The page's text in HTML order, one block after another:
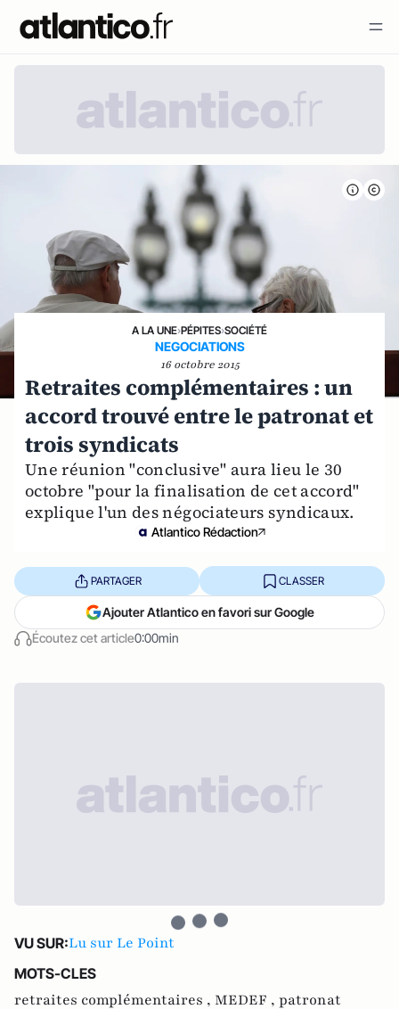
A LA UNE›PÉPITES›SOCIÉTÉ
NEGOCIATIONS
16 octobre 2015
Retraites complémentaires : un
accord trouvé entre le patronat et
trois syndicats
Une réunion "conclusive" aura lieu le 30
octobre "pour la finalisation de cet accord"
explique l'un des négociateurs syndicaux.
Atlantico Rédaction
Écoutez cet article0:00min
PARTAGER CLASSER
Ajouter Atlantico en favori sur Google
VU SUR:Lu sur Le Point
MOTS-CLES
retraites complémentaires , MEDEF , patronat